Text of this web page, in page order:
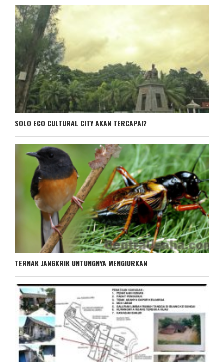
SOLO ECO CULTURAL CITY AKAN TERCAPAI?
TERNAK JANGKRIK UNTUNGNYA MENGIURKAN